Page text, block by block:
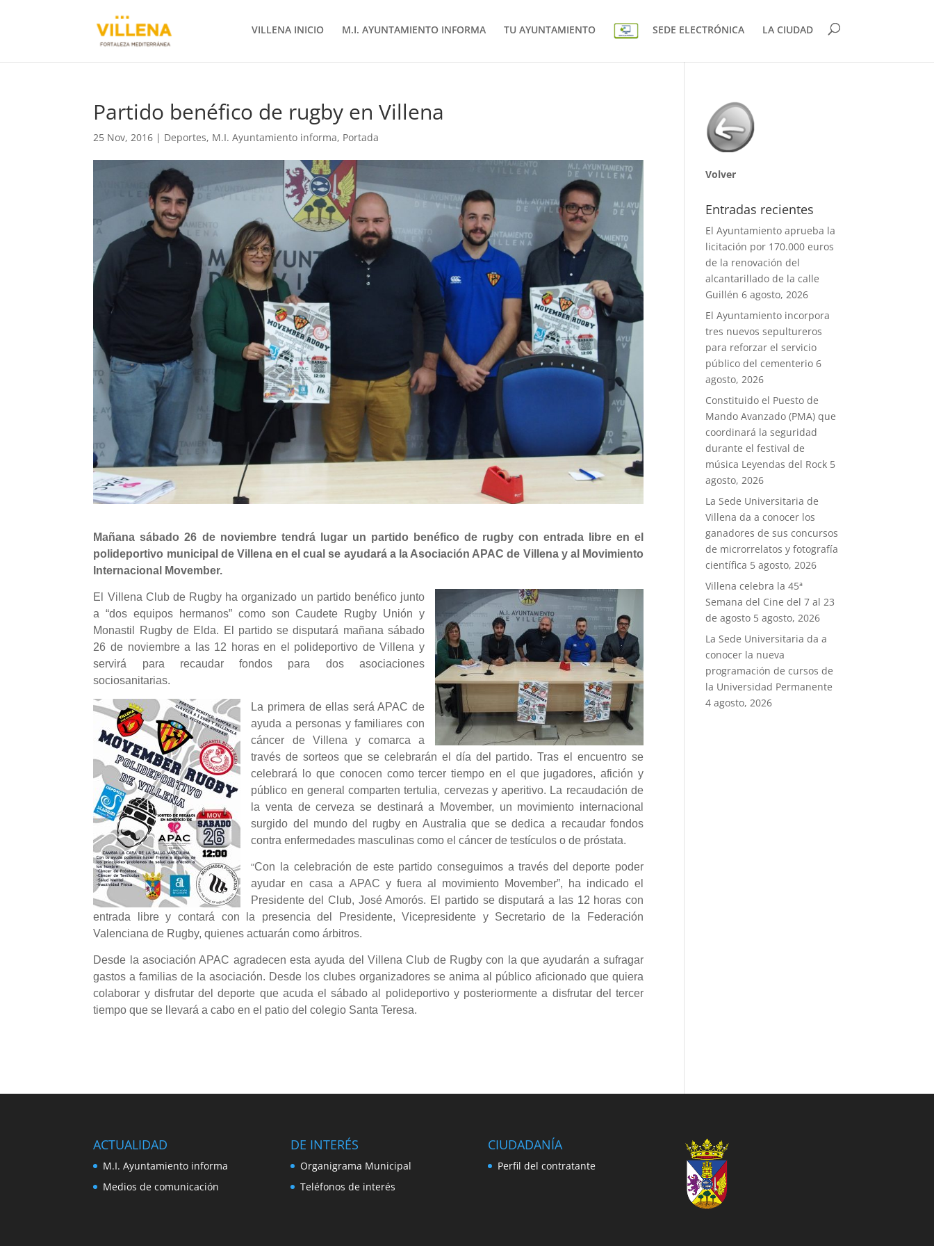
VILLENA INICIO M.I. AYUNTAMIENTO INFORMA TU AYUNTAMIENTO SEDE ELECTRÓNICA LA CIUDAD
Partido benéfico de rugby en Villena
25 Nov, 2016 | Deportes, M.I. Ayuntamiento informa, Portada
Mañana sábado 26 de noviembre tendrá lugar un partido benéfico de rugby con entrada libre en el
polideportivo municipal de Villena en el cual se ayudará a la Asociación APAC de Villena y al Movimiento
Internacional Movember.
El Villena Club de Rugby ha organizado un partido benéfico junto
a “dos equipos hermanos” como son Caudete Rugby Unión y
Monastil Rugby de Elda. El partido se disputará mañana sábado
26 de noviembre a las 12 horas en el polideportivo de Villena y
servirá para recaudar fondos para dos asociaciones
sociosanitarias.
La primera de ellas será APAC de
ayuda a personas y familiares con
cáncer de Villena y comarca a
través de sorteos que se celebrarán el día del partido. Tras el encuentro se
celebrará lo que conocen como tercer tiempo en el que jugadores, afición y
público en general comparten tertulia, cervezas y aperitivo. La recaudación de
la venta de cerveza se destinará a Movember, un movimiento internacional
surgido del mundo del rugby en Australia que se dedica a recaudar fondos
contra enfermedades masculinas como el cáncer de testículos o de próstata.
“Con la celebración de este partido conseguimos a través del deporte poder
ayudar en casa a APAC y fuera al movimiento Movember”, ha indicado el
Presidente del Club, José Amorós. El partido se disputará a las 12 horas con
entrada libre y contará con la presencia del Presidente, Vicepresidente y Secretario de la Federación
Valenciana de Rugby, quienes actuarán como árbitros.
Desde la asociación APAC agradecen esta ayuda del Villena Club de Rugby con la que ayudarán a sufragar
gastos a familias de la asociación. Desde los clubes organizadores se anima al público aficionado que quiera
colaborar y disfrutar del deporte que acuda el sábado al polideportivo y posteriormente a disfrutar del tercer
tiempo que se llevará a cabo en el patio del colegio Santa Teresa.
Volver
Entradas recientes
El Ayuntamiento aprueba la
licitación por 170.000 euros
de la renovación del
alcantarillado de la calle
Guillén 6 agosto, 2026
El Ayuntamiento incorpora
tres nuevos sepultureros
para reforzar el servicio
público del cementerio 6
agosto, 2026
Constituido el Puesto de
Mando Avanzado (PMA) que
coordinará la seguridad
durante el festival de
música Leyendas del Rock 5
agosto, 2026
La Sede Universitaria de
Villena da a conocer los
ganadores de sus concursos
de microrrelatos y fotografía
científica 5 agosto, 2026
Villena celebra la 45ª
Semana del Cine del 7 al 23
de agosto 5 agosto, 2026
La Sede Universitaria da a
conocer la nueva
programación de cursos de
la Universidad Permanente
4 agosto, 2026
ACTUALIDAD
M.I. Ayuntamiento informa
Medios de comunicación
DE INTERÉS
Organigrama Municipal
Teléfonos de interés
CIUDADANÍA
Perfil del contratante